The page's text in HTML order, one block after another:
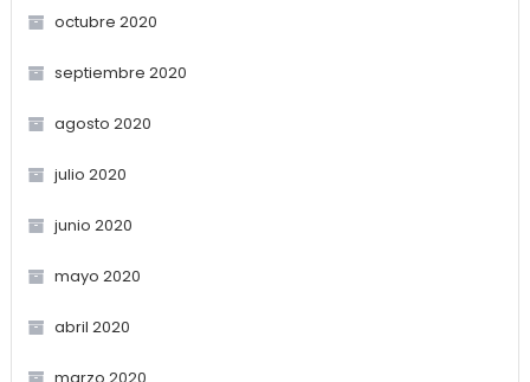
octubre 2020
septiembre 2020
agosto 2020
julio 2020
junio 2020
mayo 2020
abril 2020